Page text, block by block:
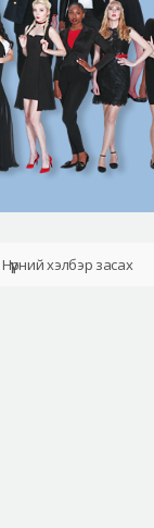
Нүүрний хэлбэр засах